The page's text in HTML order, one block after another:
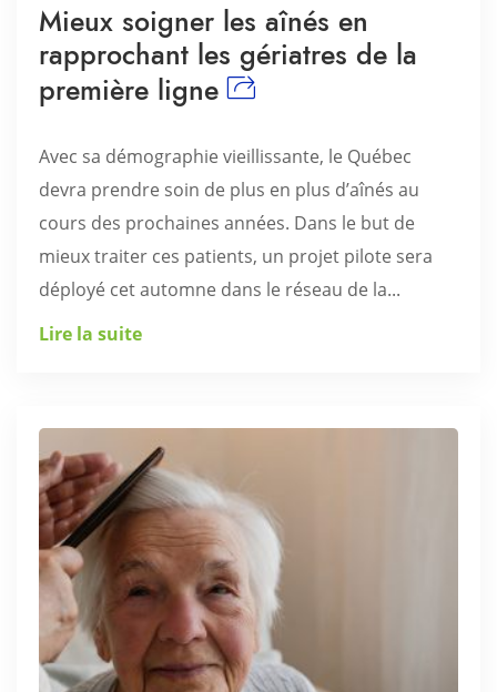
Mieux soigner les aînés en
rapprochant les gériatres de la
première ligne
Avec sa démographie vieillissante, le Québec
devra prendre soin de plus en plus d’aînés au
cours des prochaines années. Dans le but de
mieux traiter ces patients, un projet pilote sera
déployé cet automne dans le réseau de la...
Lire la suite